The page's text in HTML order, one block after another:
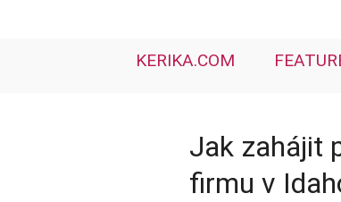
KERIKA.COM
Jak zahájit
firmu v